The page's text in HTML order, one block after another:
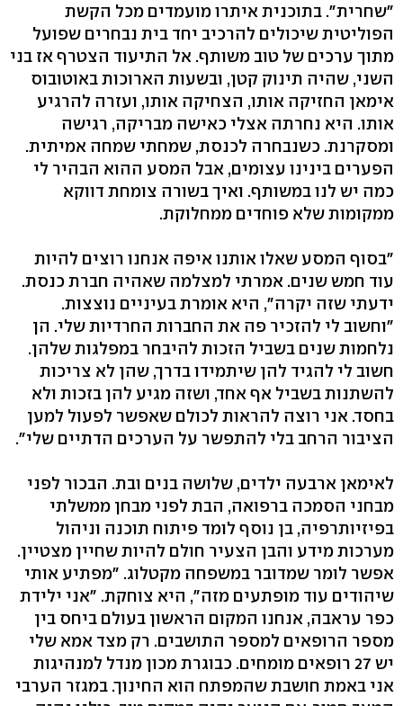
"שחרית". בתוכנית איתרו מועמדים מכל הקשת
הפוליטית שיכולים להרכיב יחד בית נבחרים שפועל
מתוך ערכים של טוב משותף. אל התיעוד הצטרף אז בני
השני, שהיה תינוק קטן, ובשעות הארוכות באוטובוס
אימאן החזיקה אותו, הצחיקה אותו, ועזרה להרגיע
אותו. היא נחרתה אצלי כאישה מבריקה, רגישה
ומסקרנת. כשנבחרה לכנסת, שמחתי שמחה אמיתית.
הפערים בינינו עצומים, אבל המסע ההוא הבהיר לי
כמה יש לנו במשותף. ואיך בשורה צומחת דווקא
ממקומות שלא פוחדים ממחלוקת.
"בסוף המסע שאלו אותנו איפה אנחנו רוצים להיות
עוד חמש שנים. אמרתי למצלמה שאהיה חברת כנסת.
ידעתי שזה יקרה", היא אומרת בעיניים נוצצות.
"וחשוב לי להזכיר פה את החברות החרדיות שלי. הן
נלחמות שנים בשביל הזכות להיבחר במפלגות שלהן.
חשוב לי להגיד להן שיתמידו בדרך, שהן לא צריכות
להשתנות בשביל אף אחד, ושזה מגיע להן בזכות ולא
בחסד. אני רוצה להראות לכולם שאפשר לפעול למען
הציבור הרחב בלי להתפשר על הערכים הדתיים שלי".
לאימאן ארבעה ילדים, שלושה בנים ובת. הבכור לפני
מבחני הסמכה ברפואה, הבת לפני מבחן ממשלתי
בפיזיותרפיה, בן נוסף לומד פיתוח תוכנה וניהול
מערכות מידע והבן הצעיר חולם להיות שחיין מצטיין.
אפשר לומר שמדובר במשפחה מקטלוג. "מפתיע אותי
שיהודים עוד מופתעים מזה", היא צוחקת. "אני ילידת
כפר עראבה, אנחנו המקום הראשון בעולם ביחס בין
מספר הרופאים למספר התושבים. רק מצד אמא שלי
יש 27 רופאים מומחים. כבוגרת מכון מנדל למנהיגות
אני באמת חושבת שהמפתח הוא החינוך. במגזר הערבי